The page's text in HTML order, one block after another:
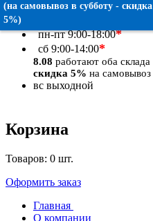
Оформить заказ
пн-пт9:00-18:00*
сб 9:00-14:00*
8.08 работают оба склада
скидка 5% на самовывоз
вс выходной
Корзина
Товаров: 0 шт.
Оформить заказ
Главная
О компании
(на самовывоз в субботу - скидка
5%)